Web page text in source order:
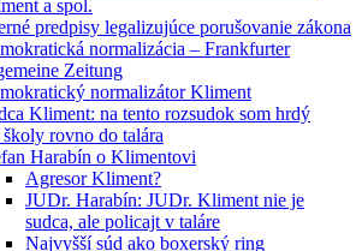
a spol.
predpisy legalizujúce porušovanie zákona
normalizácia – Frankfurter
Zeitung
normalizátor Kliment
Kliment: na tento rozsudok som hrdý
rovno do talára
Harabín o Klimentovi
Agresor Kliment?
JUDr. Harabín: JUDr. Kliment nie je
sudca, ale policajt v taláre
Najvyšší súd ako boxerský ring